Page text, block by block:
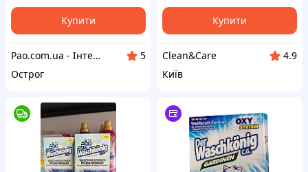
Купити
Pao.com.ua - Інтернет-магазин
5
Острог
Купити
Clean&Care
4.9
Київ